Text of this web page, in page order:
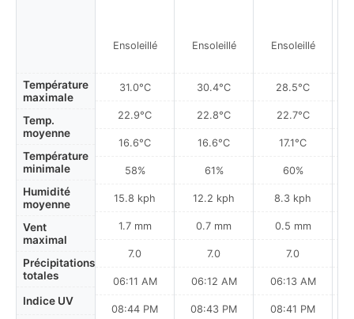
Température
maximale
Temp.
moyenne
Température
minimale
Humidité
moyenne
Vent
maximal
Précipitations
totales
Indice UV
Ensoleillé
31.0°C
22.9°C
16.6°C
58%
15.8 kph
1.7 mm
7.0
06:11 AM
08:44 PM
Ensoleillé
30.4°C
22.8°C
16.6°C
61%
12.2 kph
0.7 mm
7.0
06:12 AM
08:43 PM
Ensoleillé
28.5°C
22.7°C
17.1°C
60%
8.3 kph
0.5 mm
7.0
06:13 AM
08:41 PM